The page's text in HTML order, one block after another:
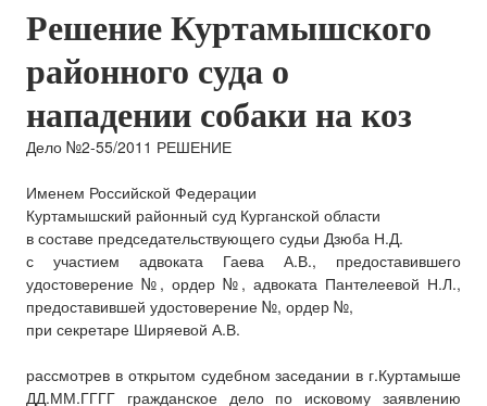
Решение Куртамышского
районного суда о
нападении собаки на коз
Дело №2-55/2011 РЕШЕНИЕ
Именем Российской Федерации
Куртамышский районный суд Курганской области
в составе председательствующего судьи Дзюба Н.Д.
с участием адвоката Гаева А.В., предоставившего
удостоверение №, ордер №, адвоката Пантелеевой Н.Л.,
предоставившей удостоверение №, ордер №,
при секретаре Ширяевой А.В.
рассмотрев в открытом судебном заседании в г.Куртамыше
ДД.ММ.ГГГГ гражданское дело по исковому заявлению